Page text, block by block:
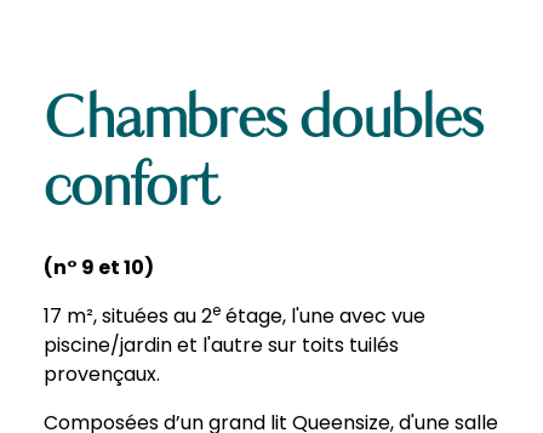
Chambres doubles
confort
(n° 9 et 10)
17 m², situées au 2e étage, l'une avec vue
piscine/jardin et l'autre sur toits tuilés
provençaux.
Composées d’un grand lit Queensize, d'une salle